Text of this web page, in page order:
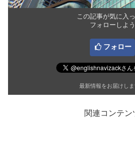
この記事が気に入
フォローしよう
フォロー
最新情報をお届けしま
関連コンテン